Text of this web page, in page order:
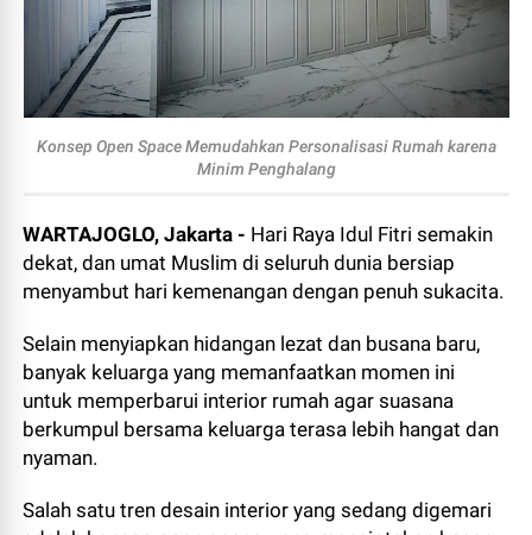
Konsep Open Space Memudahkan Personalisasi Rumah karena
Minim Penghalang
WARTAJOGLO, Jakarta - Hari Raya Idul Fitri semakin
dekat, dan umat Muslim di seluruh dunia bersiap
menyambut hari kemenangan dengan penuh sukacita.
Selain menyiapkan hidangan lezat dan busana baru,
banyak keluarga yang memanfaatkan momen ini
untuk memperbarui interior rumah agar suasana
berkumpul bersama keluarga terasa lebih hangat dan
nyaman.
Salah satu tren desain interior yang sedang digemari